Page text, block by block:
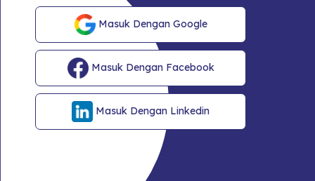
Masuk Dengan Google
Masuk Dengan Facebook
Masuk Dengan Linkedin